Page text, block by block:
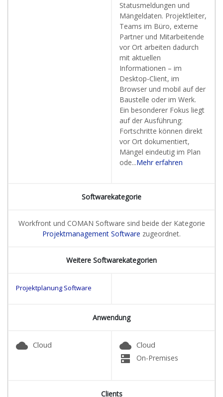
Statusmeldungen und
Mängeldaten. Projektleiter,
Teams im Büro, externe
Partner und Mitarbeitende
vor Ort arbeiten dadurch
mit aktuellen
Informationen – im
Desktop-Client, im
Browser und mobil auf der
Baustelle oder im Werk.
Ein besonderer Fokus liegt
auf der Ausführung:
Fortschritte können direkt
vor Ort dokumentiert,
Mängel eindeutig im Plan
ode...Mehr erfahren
Softwarekategorie
Workfront und COMAN Software sind beide der Kategorie
Projektmanagement Software zugeordnet.
Weitere Softwarekategorien
Projektplanung Software
Anwendung
cloud Cloud cloud Cloud
dns On-Premises
Clients